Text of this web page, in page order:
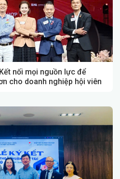
nối mọi nguồn lực để
cho doanh nghiệp hội viên